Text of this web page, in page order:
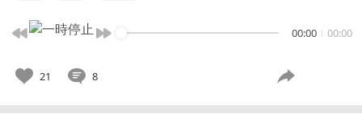
00:00 00:00
21 8